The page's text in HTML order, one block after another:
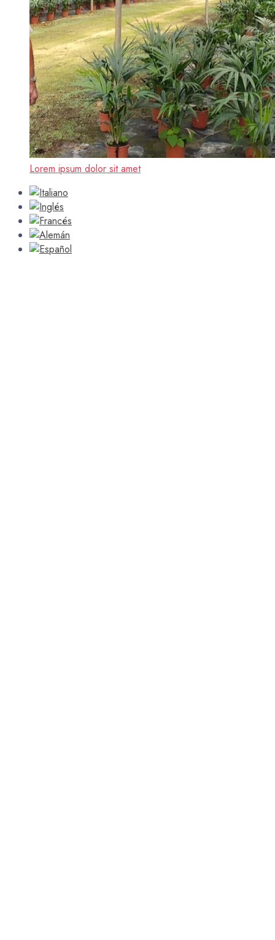
Lorem ipsum dolor sit amet